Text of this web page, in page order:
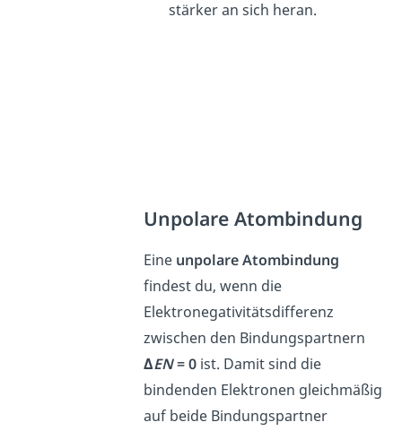
stärker an sich heran.
Unpolare Atombindung
Eine unpolare Atombindung
findest du, wenn die
Elektronegativitätsdifferenz
zwischen den Bindungspartnern
ΔEN= 0 ist. Damit sind die
bindenden Elektronen gleichmäßig
auf beide Bindungspartner